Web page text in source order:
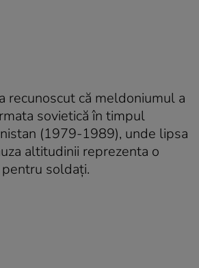
recunoscut că meldoniumul a
sovietică în timpul
(1979-1989), unde lipsa
altitudinii reprezenta o
soldați.